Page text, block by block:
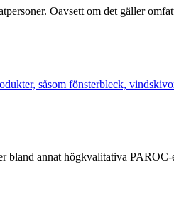
Oavsett om det gäller
såsom fönsterbleck,
annat högkvalitativa PAROC-